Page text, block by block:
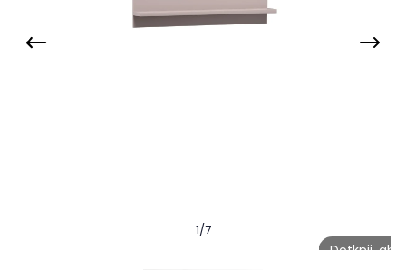
Dotknij,
1/7